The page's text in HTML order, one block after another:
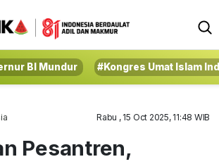
BI Mundur #Kongres Umat Islam
Rabu , 15 Oct 2025, 11:48 WIB
Pesantren,